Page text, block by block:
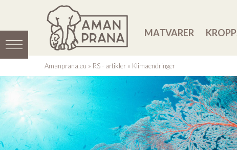
MATVARER
Amanprana.eu » RS - artikler » Klimaendringer